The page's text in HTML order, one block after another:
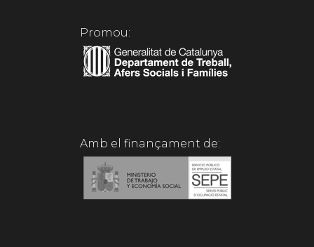
Promou:
Amb el finançament de: